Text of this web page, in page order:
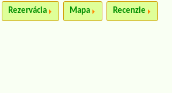
Rezervácia Mapa Recenzie